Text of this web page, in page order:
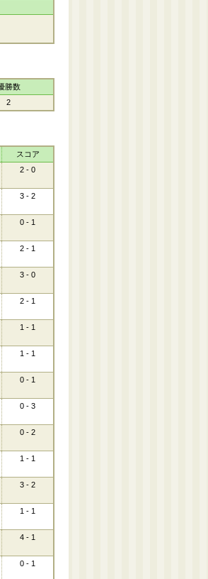
勝数
2
スコア
2 - 0
3 - 2
0 - 1
2 - 1
3 - 0
2 - 1
1 - 1
1 - 1
0 - 1
0 - 3
0 - 2
1 - 1
3 - 2
1 - 1
4 - 1
0 - 1